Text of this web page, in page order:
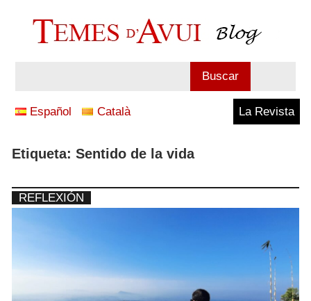
Temes
Buscar
Español Català La Revista
Etiqueta: Sentido de la vida
REFLEXIÓN